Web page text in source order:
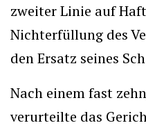
zweiter Linie auf
Nichterfüllung des
den Ersatz seines
Nach einem fast
verurteilte das